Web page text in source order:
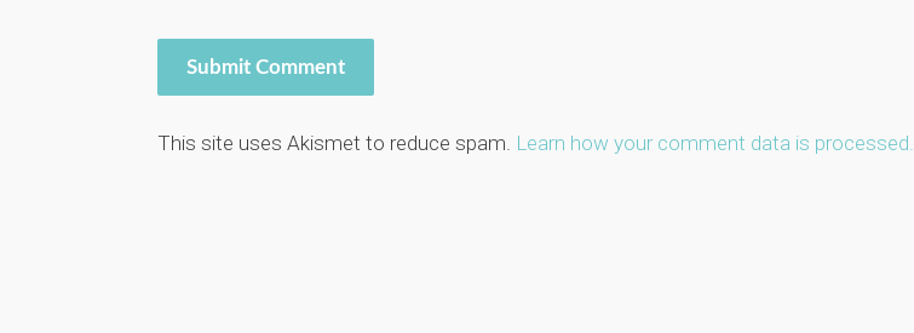
This site uses Akismet to reduce spam. Learn how your comment data is processed.